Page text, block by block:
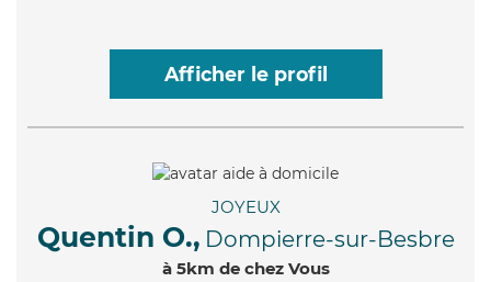
Afficher le profil
JOYEUX
Quentin O., Dompierre-sur-Besbre
à 5km de chez Vous